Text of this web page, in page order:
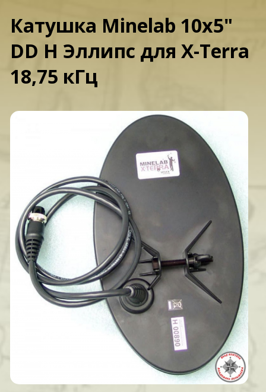
Катушка Minelab 10x5"
DD H Эллипс для X-Terra
18,75 кГц